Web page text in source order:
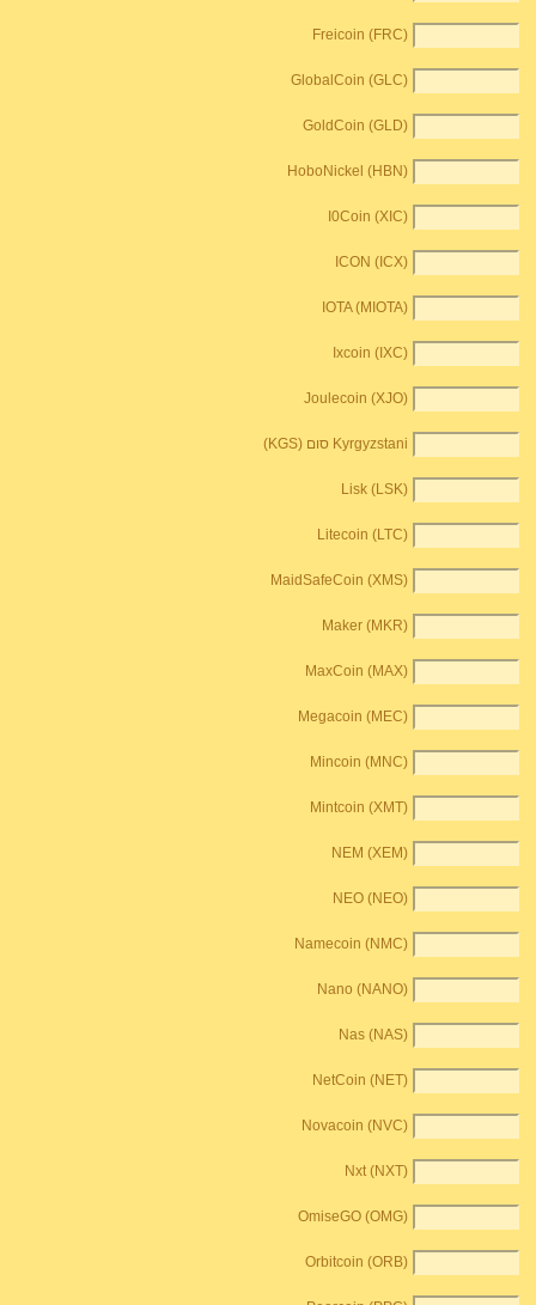
Freicoin (FRC)
GlobalCoin (GLC)
GoldCoin (GLD)
HoboNickel (HBN)
I0Coin (XIC)
ICON (ICX)
IOTA (MIOTA)
Ixcoin (IXC)
Joulecoin (XJO)
Kyrgyzstani סום (KGS)
Lisk (LSK)
Litecoin (LTC)
MaidSafeCoin (XMS)
Maker (MKR)
MaxCoin (MAX)
Megacoin (MEC)
Mincoin (MNC)
Mintcoin (XMT)
NEM (XEM)
NEO (NEO)
Namecoin (NMC)
Nano (NANO)
Nas (NAS)
NetCoin (NET)
Novacoin (NVC)
Nxt (NXT)
OmiseGO (OMG)
Orbitcoin (ORB)